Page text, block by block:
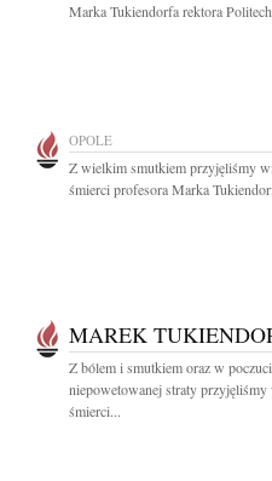
Marka Tukiendorfa rektora
OPOLE
Z wielkim smutkiem przyjęliśmy
śmierci profesora Marka
MAREK
Z bólem i smutkiem oraz w
niepowetowanej straty przyjęliśmy
śmierci...